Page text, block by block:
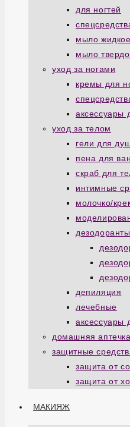
для ногтей
мыло жидкое
мыло
уход за ногами
кремы для
аксессуары
уход за телом
гели для
пена для
скраб для
интимные
молочко/
дезодоранты
депиляция
лечебные
аксессуары
домашняя аптечка
защитные
защита от
защита от
МАКИЯЖ